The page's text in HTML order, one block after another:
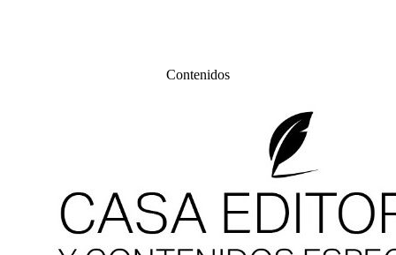
Contenidos